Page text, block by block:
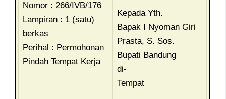
Nomor : 266/IVB/176
Lampiran : 1 (satu)
berkas
Perihal : Permohonan
Pindah Tempat Kerja
Kepada Yth.
Bapak I Nyoman Giri
Prasta, S. Sos.
Bupati Bandung
di-
Tempat